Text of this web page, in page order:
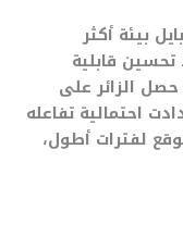
بيئة أكثر
قابلية
الزائر على
احتمالية تفاعله
لفترات أطول،